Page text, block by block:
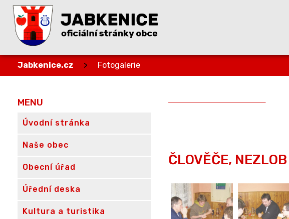
Jabkenice.cz > Fotogalerie
MENU
Úvodní stránka
Naše obec
Obecní úřad
Úřední deska
Kultura a turistika
ČLOVĚČE,